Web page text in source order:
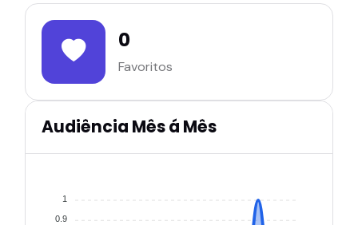
0
Favoritos
Audiência Mês á Mês
1
0.9